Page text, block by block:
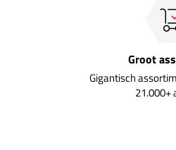
Groot
Gigantisch
21.000+